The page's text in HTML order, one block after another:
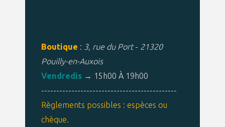
Boutique : 3, rue du Port- 21320
Pouilly-en-Auxois
Vendredis → 15h00 À 19h00
---------------------------------------------
Règlements possibles : espèces ou
chèque.